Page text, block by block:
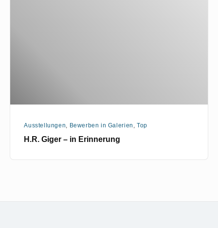
Ausstellungen Bewerben in Galerien ,Top
H.R. Giger – in Erinnerung